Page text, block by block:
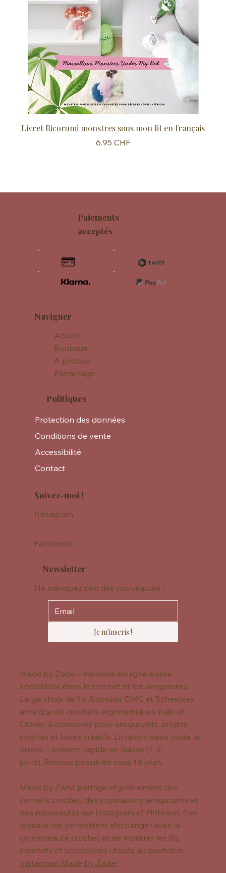
Livret Ricorumi monstres sous mon lit en français
Prix
6.95 CHF
Naviguer
Accueil
Boutique
A propos
Parrainage
Politiques
Protection des données
Conditions de vente
Accessibilité
Contact
Suivez-moi !
Instagram
Facebook
Newsletter
Ne manquez rien des nouveautés !
Je m'inscris !
Made by Zazie – mercerie en ligne suisse
spécialisée dans le crochet et les amigurumis.
Large choix de fils Ricorumi, DMC et Scheepjes,
ainsi que de crochets ergonomiques Tulip et
Clover. Accessoires pour amigurumis, projets
crochet et loisirs créatifs. Livraison dans toute la
Suisse. Livraison rapide en Suisse (1–3
jours). Retours possibles sous 14 jours.
Made by Zazie partage régulièrement des
conseils crochet, des inspirations amigurumis et
des nouveautés sur Instagram et Pinterest. Ces
réseaux me permettent d’échanger avec la
communauté crochet et de montrer les fils,
crochets et accessoires utilisés au quotidien.
Instagram Made by Zazie
Paiements
acceptés